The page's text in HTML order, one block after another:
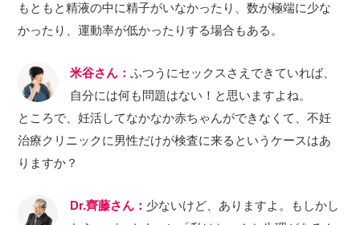
もともと精液の中に精子がいなかったり、数が極端に少な
かったり、運動率が低かったりする場合もある。
米谷さん：ふつうにセックスさえできていれば、
自分には何も問題はない！と思いますよね。
ところで、妊活してなかなか赤ちゃんができなくて、不妊
治療クリニックに男性だけが検査に来るというケースはあ
りますか？
Dr.齊藤さん： 少ないけど、ありますよ。もしかし